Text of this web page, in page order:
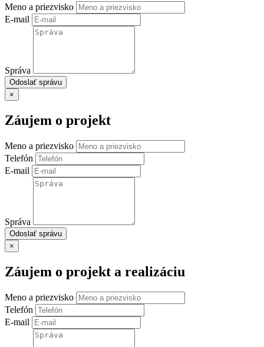
Meno a priezvisko
E-mail
Správa
Odoslať správu
×
Záujem o projekt
Meno a priezvisko
Telefón
E-mail
Správa
Odoslať správu
×
Záujem o projekt a realizáciu
Meno a priezvisko
Telefón
E-mail